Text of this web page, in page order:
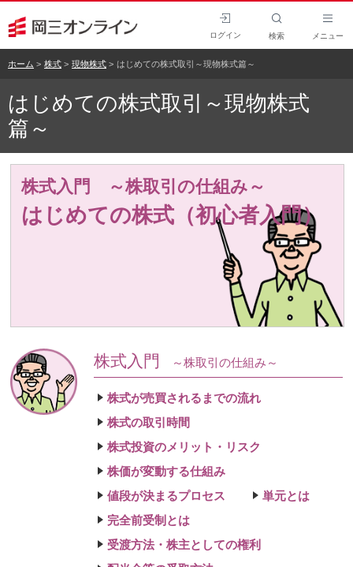
ログイン 検索 メニュー
ホーム 株式 現物株式 はじめての株式取引～現物株式篇～
はじめての株式取引～現物株式
篇～
株式入門 ～株取引の仕組み～
はじめての株式（初心者入門）
株式入門 ～株取引の仕組み～
株式が売買されるまでの流れ
株式の取引時間
株式投資のメリット・リスク
株価が変動する仕組み
値段が決まるプロセス
単元とは
完全前受制とは
受渡方法・株主としての権利